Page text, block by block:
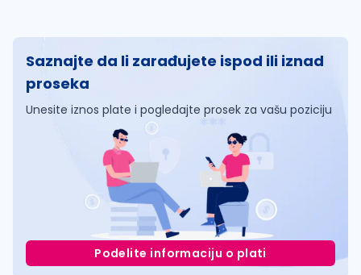
Saznajte da li zarađujete ispod ili iznad
proseka
Unesite iznos plate i pogledajte prosek za vašu poziciju
Podelite informaciju o plati